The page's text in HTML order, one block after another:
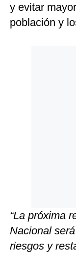
y evitar
población y
“La próxima
Nacional
riesgos y